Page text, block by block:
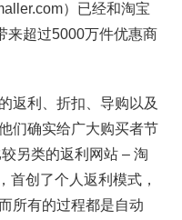
）已经和淘宝
来超过5000万件优惠商
返利、折扣、导购以及
们确实给广大购买者节
另类的返利网站 – 淘
首创了个人返利模式，
所有的过程都是自动